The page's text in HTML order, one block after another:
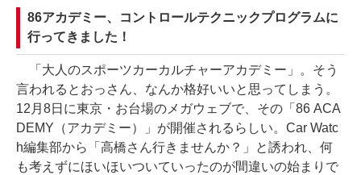
86アカデミー、コントロールテクニックプログラムに
行ってきました！
「大人のスポーツカーカルチャーアカデミー」。そう
言われるとおっさん、なんか格好いいと思ってしまう。
12月8日に東京・お台場のメガウェブで、その「86 ACA
DEMY（アカデミー）」が開催されるらしい。Car Watc
h編集部から「高橋さん行きませんか？」と誘われ、何
も考えずにほいほいついていったのが間違いの始まりで